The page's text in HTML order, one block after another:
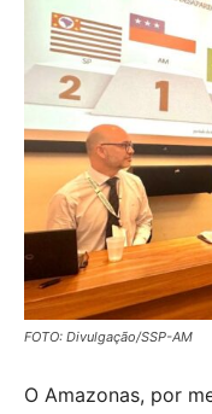
FOTO: Divulgação/SSP-AM
O Amazonas, por